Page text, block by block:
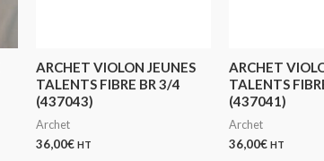
ARCHET VIOLON JEUNES
TALENTS FIBRE BR 3/4
(437043)
Archet
36,00€ HT
ARCHET
TALENTS
(437041)
Archet
36,00€ HT